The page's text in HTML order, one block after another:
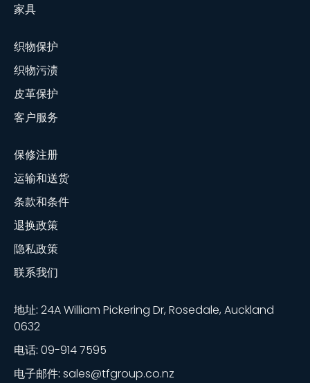
家具
织物保护
织物污渍
皮革保护
客户服务
保修注册
运输和送货
条款和条件
退换政策
隐私政策
联系我们
地址: 24A William Pickering Dr, Rosedale, Auckland
0632
电话: 09-914 7595
电子邮件: sales@tfgroup.co.nz